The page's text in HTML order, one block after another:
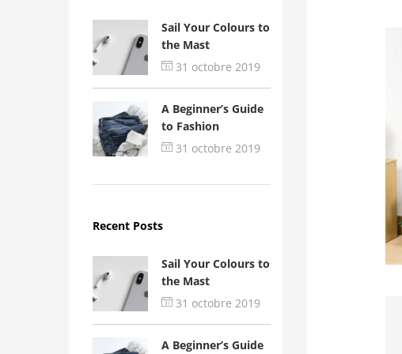
Sail Your Colours to
the Mast
31 octobre 2019
A Beginner’s Guide
to Fashion
31 octobre 2019
Recent Posts
Sail Your Colours to
the Mast
31 octobre 2019
A Beginner’s Guide